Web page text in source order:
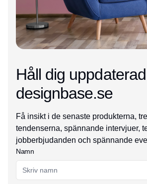
Håll dig
designbase.se
Få insikt i de senaste produkterna,
tendenserna, spännande intervjuer,
jobberbjudanden och spännande
Namn